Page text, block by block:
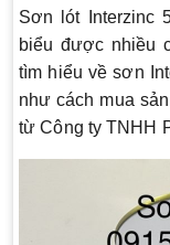
Sơn lót Interzinc
biểu được nhiều
tìm hiểu về sơn
như cách mua
từ Công ty TNHH